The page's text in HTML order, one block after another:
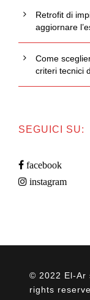
Retrofit di
aggiornare
Come
criteri tecnici
SEGUICI SU:
facebook
instagram
© 2022 El-Ar
rights